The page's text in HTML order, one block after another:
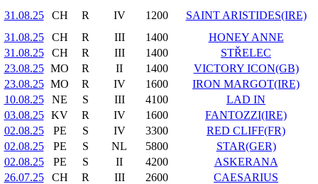
31.08.25
CH R IV 1200
SAINT ARISTIDES(IRE)
31.08.25
CH R III 1400
HONEY ANNE
31.08.25
CH R III 1400
STŘELEC
23.08.25 MO R II 1400
VICTORY ICON(GB)
23.08.25 MO R IV 1600
IRON MARGOT(IRE)
10.08.25
NE S III 4100
LAD IN
03.08.25
KV R IV 1600
FANTOZZI(IRE)
02.08.25
PE S IV 3300
RED CLIFF(FR)
02.08.25
PE S NL 5800
STAR(GER)
02.08.25
PE S II 4200
ASKERANA
26.07.25
CH R III 2600
CAESARIUS